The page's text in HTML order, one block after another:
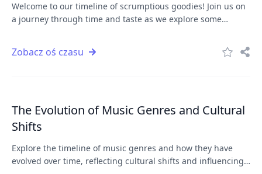
Welcome to our timeline of scrumptious goodies! Join us on
a journey through time and taste as we explore some
Zobacz oś czasu
The Evolution of Music Genres and Cultural
Shifts
Explore the timeline of music genres and how they have
evolved over time, reflecting cultural shifts and influencing